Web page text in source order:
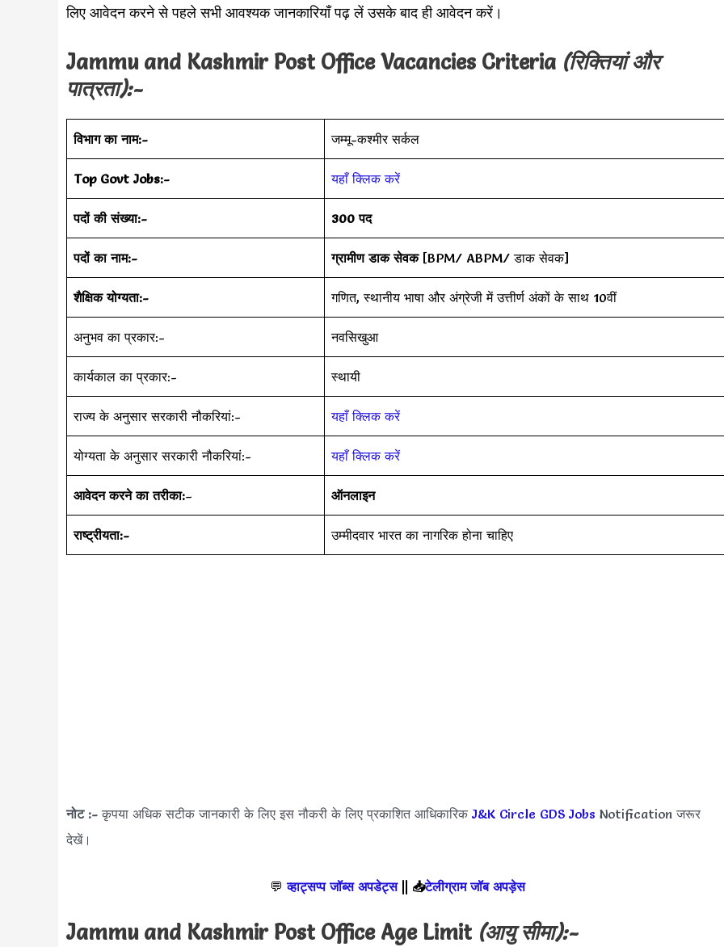
लिए आवेदन करने से पहले सभी आवश्यक जानकारियाँ पढ़ लें उसके बाद ही आवेदन करें।
Jammu and Kashmir Post Office Vacancies Criteria (रिक्तियां और
पात्रता):-
विभाग का नाम:- जम्मू-कश्मीर सर्कल
Top Govt Jobs:- यहाँ क्लिक करें
पदों की संख्या:- 300 पद
पदों का नाम:- ग्रामीण डाक सेवक[BPM/ ABPM/ डाक सेवक]
शैक्षिक योग्यता:- गणित, स्थानीय भाषा और अंग्रेजी में उत्तीर्ण अंकों के साथ 10वीं
अनुभव का प्रकार:- नवसिखुआ
कार्यकाल का प्रकार:- स्थायी
राज्य के अनुसार सरकारी नौकरियां:- यहाँ क्लिक करें
योग्यता के अनुसार सरकारी नौकरियां:- यहाँ क्लिक करें
आवेदन करने का तरीका:– ऑनलाइन
राष्ट्रीयता:- उम्मीदवार भारत का नागरिक होना चाहिए
नोट :- कृपया अधिक सटीक जानकारी के लिए इस नौकरी के लिए प्रकाशित आधिकारिक J&K Circle GDS Jobs Notification जरूर
देखें।
💬 व्हाट्सप्प जॉब्स अपडेट्स|| 📥टेलीग्राम जॉब अपड़ेस
Jammu and Kashmir Post Office Age Limit (आयु सीमा):-